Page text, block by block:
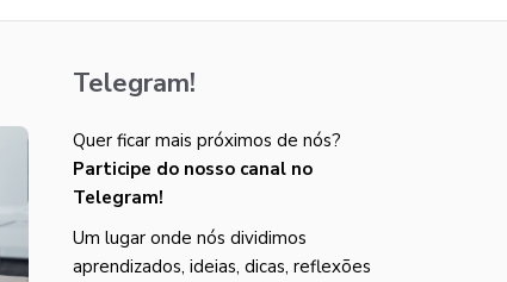
Telegram!
Quer ficar mais próximos de nós?
Participe do nosso canal no
Telegram!
Um lugar onde nós dividimos
aprendizados, ideias, dicas, reflexões